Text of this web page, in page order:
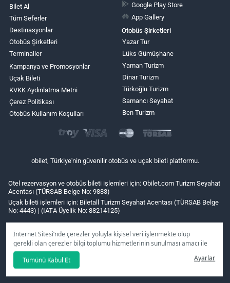
İnternet Sitesi’nde çerezler yoluyla kişisel veri işlenmekte olup
gerekli olan çerezler bilgi toplumu hizmetlerinin sunulması amacı ile
kullanılmaktadır. Tercihleriniz doğrultusunda size özel
kişiselleştirilmiş çerezleri ve özel kampanyaları
seçeneğine
tıklamanız halinde kullanımınıza sunamayacağız.
Tümünü Kabul Et Ayarlar
Bilet Al
Tüm Seferler
Destinasyonlar
Otobüs Şirketleri
Terminaller
Kampanya ve Promosyonlar
Uçak Bileti
KVKK Aydınlatma Metni
Çerez Politikası
Otobüs Kullanım Koşulları
Google Play Store
App Gallery
Otobüs Şirketleri
Yazar Tur
Lüks Gümüşhane
Yaman Turizm
Dinar Turizm
Türkoğlu Turizm
Samancı Seyahat
Ben Turizm
obilet, Türkiye'nin güvenilir otobüs ve uçak bileti platformu.
Otel rezervasyon ve otobüs bileti işlemleri için: Obilet.com Turizm Seyahat
Acentası (TÜRSAB Belge No: 9883)
Uçak bileti işlemleri için: Biletall Turizm Seyahat Acentası (TÜRSAB Belge
No: 4443) | (IATA Üyelik No: 88214125)